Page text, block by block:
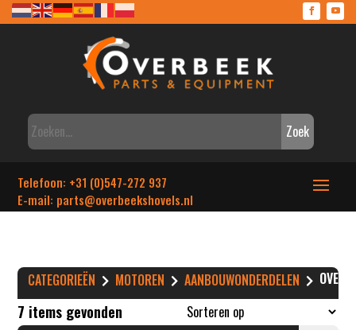
Zoek
Telefoon: +31 (0)547-272 937
E-mail: parts@overbeekshovels.nl
CATEGORIEËN MOTOREN AANBOUWONDERDELEN
7 items gevonden